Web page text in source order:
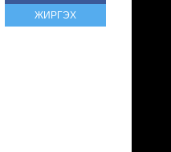
ЖИРГЭХ